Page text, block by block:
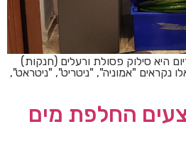
היא סילוק פסולת ורעלים (חנקות)
נקראים "אמוניה", "ניטריט", "ניטראט",
החלפת מים